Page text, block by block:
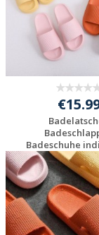
Badeschuhe
bedru...
Angebot